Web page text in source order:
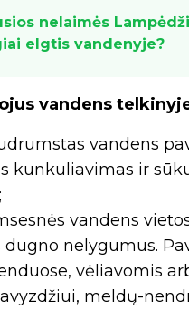
nelaimės
elgtis vandenyje?
vandens
vandens
kunkuliavimas ir
vandens
nelygumus.
vėliavomis
meldų-